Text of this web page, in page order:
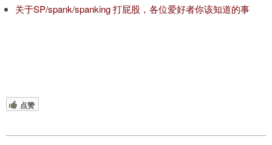
关于SP/spank/spanking 打屁股，各位爱好者你该知道的事
点赞